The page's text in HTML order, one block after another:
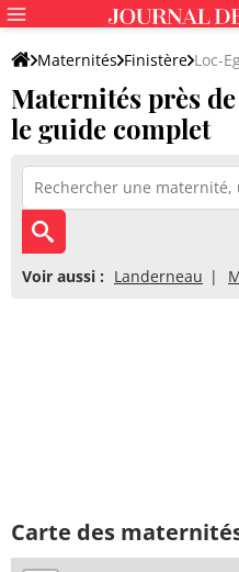
Maternités Finistère Loc-
Maternités près
le guide complet
Voir aussi : Landerneau
Carte des